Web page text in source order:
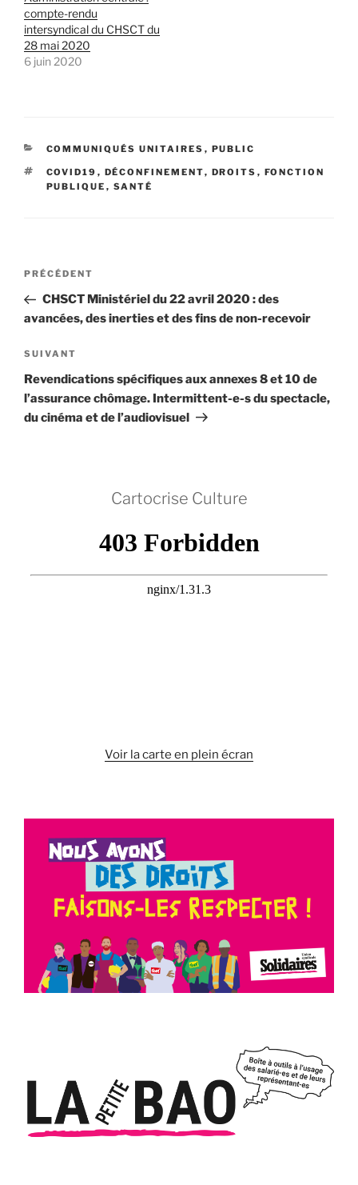
compte-rendu
intersyndical du CHSCT du
28 mai 2020
6 juin 2020
CATÉGORIES
COMMUNIQUÉS UNITAIRES , PUBLIC
ÉTIQUETTES
COVID19 , DÉCONFINEMENT, DROITS , FONCTION
PUBLIQUE , SANTÉ
Navigation
l’article
Article
précédent
PRÉCÉDENT
CHSCT Ministériel du 22 avril 2020 : des
avancées, des inerties et des fins de non-recevoir
Article
suivant
SUIVANT
Revendications spécifiques aux annexes 8 et 10 de
l’assurance chômage. Intermittent-e-s du spectacle,
du cinéma et de l’audiovisuel
Cartocrise Culture
Voir la carte en plein écran